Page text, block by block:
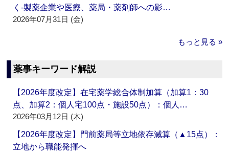
く‐製薬企業や医療、薬局・薬剤師への影…
2026年07月31日 (金)
もっと見る »
薬事キーワード解説
【2026年度改定】在宅薬学総合体制加算（加算1：30
点、加算2：個人宅100点・施設50点）：個人…
2026年03月12日 (木)
【2026年度改定】門前薬局等立地依存減算（▲15点）：
立地から職能発揮へ